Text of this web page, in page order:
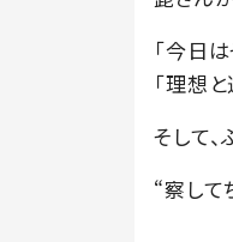
「今日
「理想
そして、
“察して